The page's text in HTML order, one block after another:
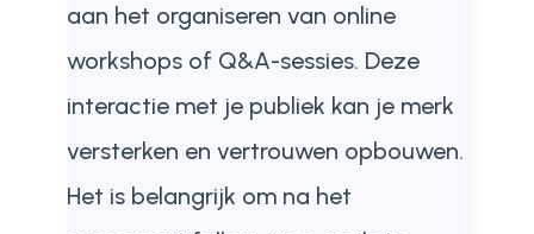
aan het organiseren van online
workshops of Q&A-sessies. Deze
interactie met je publiek kan je merk
versterken en vertrouwen opbouwen.
Het is belangrijk om na het